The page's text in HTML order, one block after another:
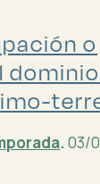
o
dominio
.03/